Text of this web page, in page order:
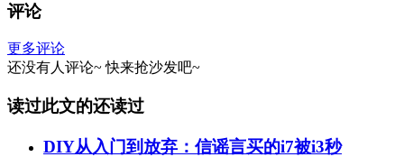
评论
更多评论
还没有人评论~ 快来抢沙发吧~
读过此文的还读过
DIY从入门到放弃：信谣言买的i7被i3秒